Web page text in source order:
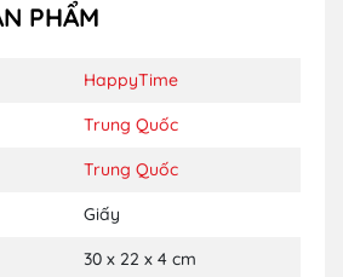
PHẨM
HappyTime
Trung Quốc
Trung Quốc
Giấy
30 x 22 x 4 cm